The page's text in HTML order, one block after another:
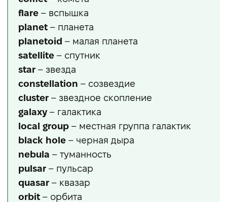
flare – вспышка
planet – планета
planetoid – малая планета
satellite – спутник
star – звезда
constellation – созвездие
cluster – звездное скопление
galaxy– галактика
local group – местная группа галактик
black hole – черная дыра
nebula – туманность
pulsar – пульсар
quasar – квазар
orbit – орбита